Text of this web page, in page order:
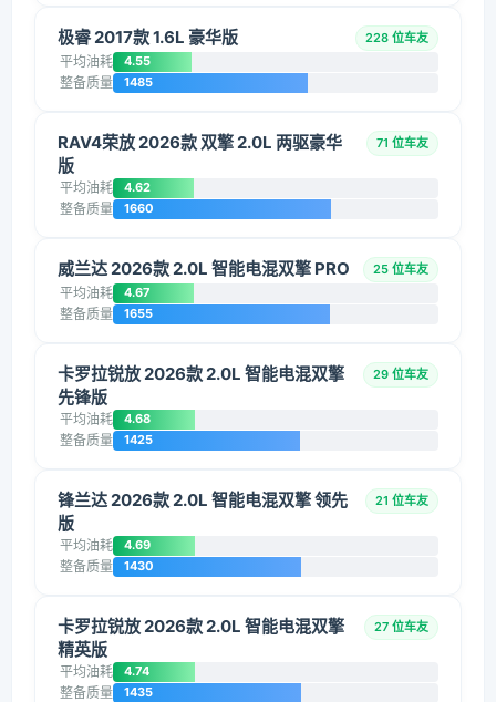
极睿 2017款 1.6L 豪华版 228 位车友
平均油耗 4.55
整备质量 1485
RAV4荣放 2026款 双擎 2.0L 两驱豪华
版
71 位车友
平均油耗 4.62
整备质量 1660
威兰达 2026款 2.0L 智能电混双擎 PRO 25 位车友
平均油耗 4.67
整备质量 1655
卡罗拉锐放 2026款 2.0L 智能电混双擎
先锋版
29 位车友
平均油耗 4.68
整备质量 1425
锋兰达 2026款 2.0L 智能电混双擎 领先
版
21 位车友
平均油耗 4.69
整备质量 1430
卡罗拉锐放 2026款 2.0L 智能电混双擎
精英版
27 位车友
平均油耗 4.74
整备质量 1435